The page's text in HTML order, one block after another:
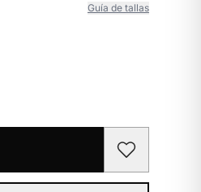
Guía de tallas